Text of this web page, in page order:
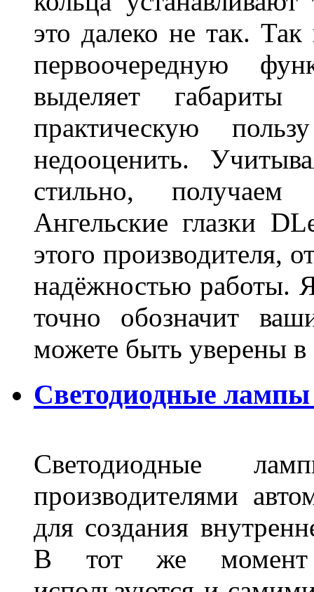
это далеко не так. Так
первоочередную
выделяет
практическую
недооценить.
стильно,
Ангельские глазки
этого производителя,
надёжностью работы.
точно обозначит
можете быть уверены
Светодиодные
Светодиодные
производителями
для создания
В тот же момент